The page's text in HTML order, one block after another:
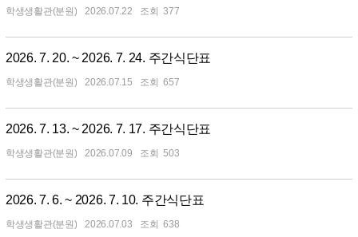
학생생활관(분원) 2026.07.22 377
2026. 7. 20. ~ 2026. 7. 24. 주간식단표
학생생활관(분원) 2026.07.15 657
2026. 7. 13. ~ 2026. 7. 17. 주간식단표
학생생활관(분원) 2026.07.09 503
2026. 7. 6. ~ 2026. 7. 10. 주간식단표
학생생활관(분원) 2026.07.03 638